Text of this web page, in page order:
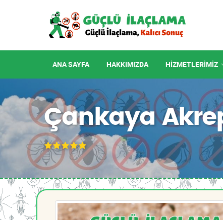
ANA SAYFA HAKKIMIZDA HIZMETLERIMIZ
Çankaya